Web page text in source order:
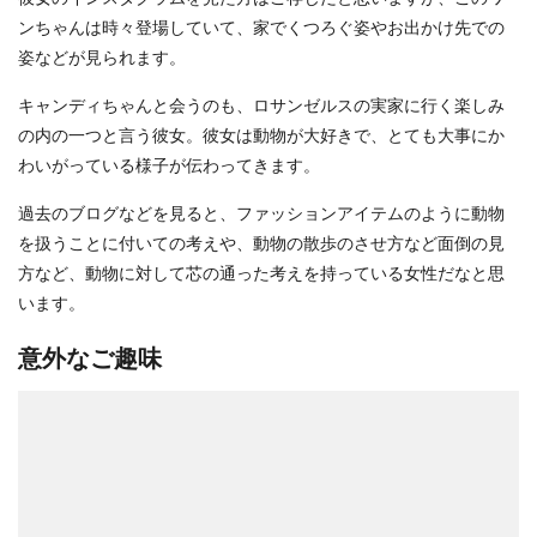
ンちゃんは時々登場していて、家でくつろぐ姿やお出かけ先での
姿などが見られます。
キャンディちゃんと会うのも、ロサンゼルスの実家に行く楽しみ
の内の一つと言う彼女。彼女は動物が大好きで、とても大事にか
わいがっている様子が伝わってきます。
過去のブログなどを見ると、ファッションアイテムのように動物
を扱うことに付いての考えや、動物の散歩のさせ方など面倒の見
方など、動物に対して芯の通った考えを持っている女性だなと思
います。
意外なご趣味